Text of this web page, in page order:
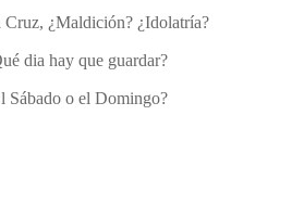
Cruz, ¿Maldición? ¿Idolatría?
dia hay que guardar?
Sábado o el Domingo?